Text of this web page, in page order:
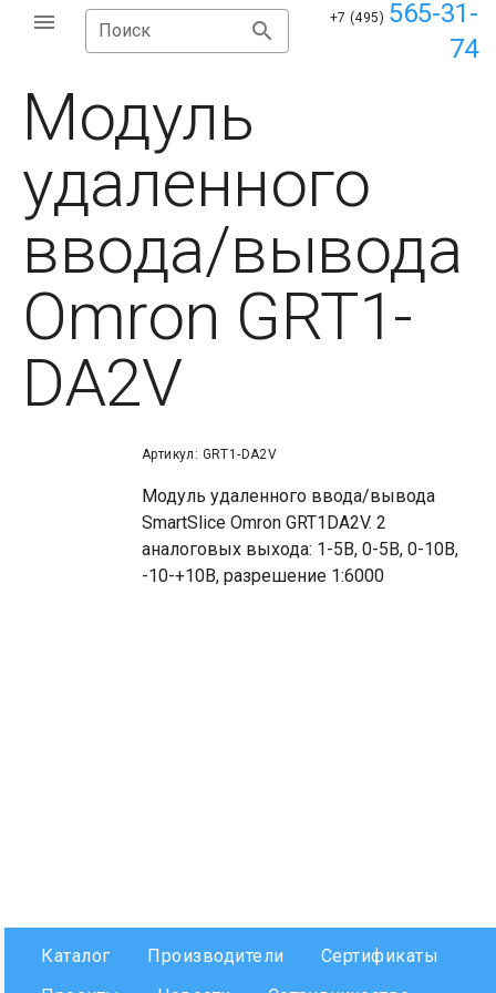
Поиск
+7 (495) 565-31-
74
Модуль
удаленного
ввода/вывода
Omron GRT1-
DA2V
Артикул: GRT1-DA2V
Модуль удаленного ввода/вывода
SmartSlice Omron GRT1DA2V. 2
аналоговых выхода: 1-5В, 0-5В, 0-10В,
-10-+10В, разрешение 1:6000
Каталог Производители
Сертификаты